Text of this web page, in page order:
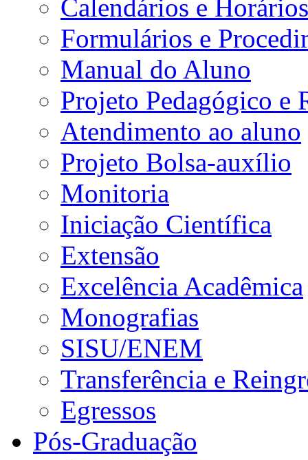
Calendários e Horários
Formulários e
Manual do Aluno
Projeto Pedagógico e
Atendimento ao aluno
Projeto Bolsa-auxílio
Monitoria
Iniciação Científica
Extensão
Excelência Acadêmica
Monografias
SISU/ENEM
Transferência e
Egressos
Pós-Graduação